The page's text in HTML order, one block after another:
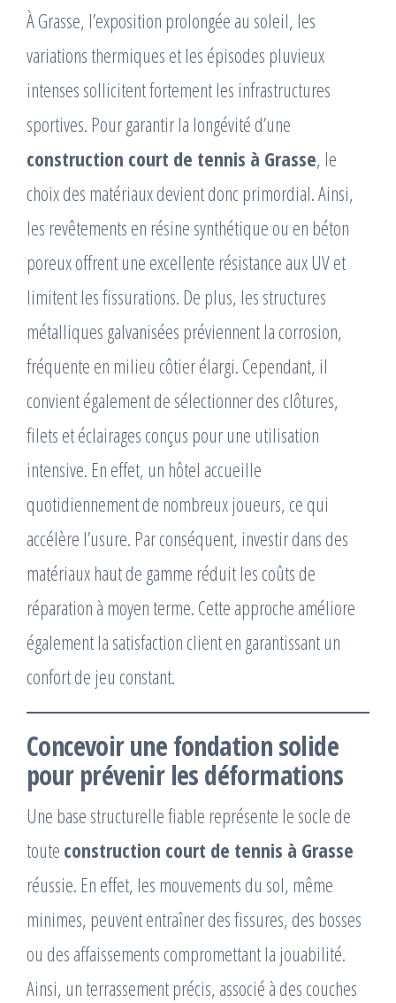
À Grasse, l’exposition prolongée au soleil, les
variations thermiques et les épisodes pluvieux
intenses sollicitent fortement les infrastructures
sportives. Pour garantir la longévité d’une
construction court de tennis à Grasse, le
choix des matériaux devient donc primordial. Ainsi,
les revêtements en résine synthétique ou en béton
poreux offrent une excellente résistance aux UV et
limitent les fissurations. De plus, les structures
métalliques galvanisées préviennent la corrosion,
fréquente en milieu côtier élargi. Cependant, il
convient également de sélectionner des clôtures,
filets et éclairages conçus pour une utilisation
intensive. En effet, un hôtel accueille
quotidiennement de nombreux joueurs, ce qui
accélère l’usure. Par conséquent, investir dans des
matériaux haut de gamme réduit les coûts de
réparation à moyen terme. Cette approche améliore
également la satisfaction client en garantissant un
confort de jeu constant.
Concevoir une fondation solide
pour prévenir les déformations
Une base structurelle fiable représente le socle de
toute construction court de tennis à Grasse
réussie. En effet, les mouvements du sol, même
minimes, peuvent entraîner des fissures, des bosses
ou des affaissements compromettant la jouabilité.
Ainsi, un terrassement précis, associé à des couches